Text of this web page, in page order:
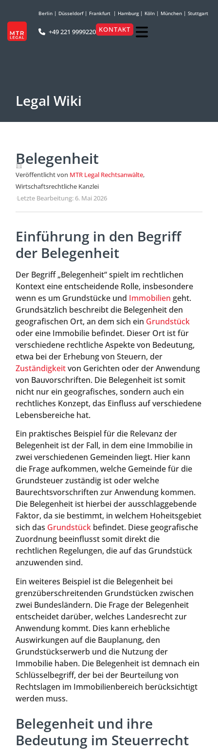
Berlin | Düsseldorf| Frankfurt | Hamburg| Köln | München | Stuttgart
+49 221 9999220 KONTAKT
Legal Wiki
Belegenheit
Veröffentlicht von MTR Legal Rechtsanwälte,
Wirtschaftsrechtliche Kanzlei
·Letzte Bearbeitung: 6. Mai 2026
Einführung in den Begriff
der Belegenheit
Der Begriff „Belegenheit“ spielt im rechtlichen
Kontext eine entscheidende Rolle, insbesondere
wenn es um Grundstücke und Immobilien geht.
Grundsätzlich beschreibt die Belegenheit den
geografischen Ort, an dem sich ein Grundstück
oder eine Immobilie befindet. Dieser Ort ist für
verschiedene rechtliche Aspekte von Bedeutung,
etwa bei der Erhebung von Steuern, der
Zuständigkeitvon Gerichten oder der Anwendung
von Bauvorschriften. Die Belegenheit ist somit
nicht nur ein geografisches, sondern auch ein
rechtliches Konzept, das Einfluss auf verschiedene
Lebensbereiche hat.
Ein praktisches Beispiel für die Relevanz der
Belegenheit ist der Fall, in dem eine Immobilie in
zwei verschiedenen Gemeinden liegt. Hier kann
die Frage aufkommen, welche Gemeinde für die
Grundsteuer zuständig ist oder welche
Baurechtsvorschriften zur Anwendung kommen.
Die Belegenheit ist hierbei der ausschlaggebende
Faktor, da sie bestimmt, in welchem Hoheitsgebiet
sich das Grundstück befindet. Diese geografische
Zuordnung beeinflusst somit direkt die
rechtlichen Regelungen, die auf das Grundstück
anzuwenden sind.
Ein weiteres Beispiel ist die Belegenheit bei
grenzüberschreitenden Grundstücken zwischen
zwei Bundesländern. Die Frage der Belegenheit
entscheidet darüber, welches Landesrecht zur
Anwendung kommt. Dies kann erhebliche
Auswirkungen auf die Bauplanung, den
Grundstückserwerb und die Nutzung der
Immobilie haben. Die Belegenheit ist demnach ein
Schlüsselbegriff, der bei der Beurteilung von
Rechtslagen im Immobilienbereich berücksichtigt
werden muss.
Belegenheit und ihre
Bedeutung im Steuerrecht